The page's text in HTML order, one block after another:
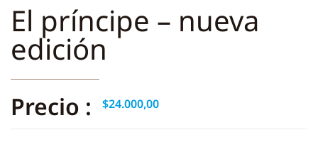
El príncipe – nueva
edición
Precio : $24.000,00